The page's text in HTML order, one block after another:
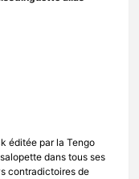
éditée par la Tengo
dans tous ses
contradictoires de